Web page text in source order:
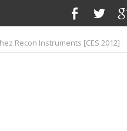
Recon Instruments [CES 2012]